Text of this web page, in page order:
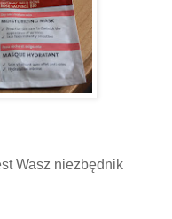
Wasz niezbędnik